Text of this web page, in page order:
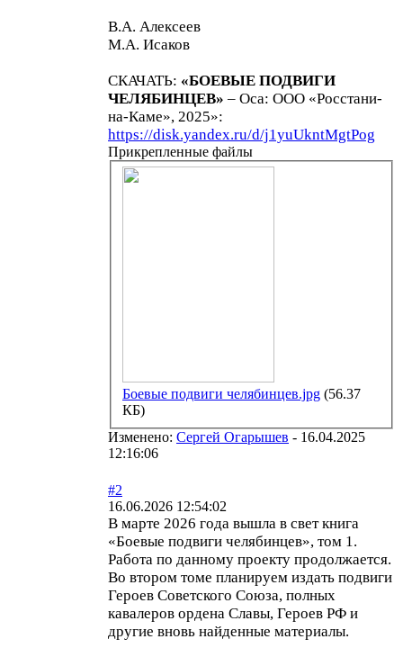
В.А. Алексеев
М.А. Исаков
СКАЧАТЬ: «БОЕВЫЕ ПОДВИГИ
ЧЕЛЯБИНЦЕВ» – Оса: ООО «Росстани-
на-Каме», 2025»:
https://disk.yandex.ru/d/j1yuUkntMgtPog
Прикрепленные файлы
Боевые подвиги челябинцев.jpg (56.37
КБ)
Изменено: Сергей Огарышев - 16.04.2025
12:16:06
#2
16.06.2026 12:54:02
В марте 2026 года вышла в свет книга
«Боевые подвиги челябинцев», том 1.
Работа по данному проекту продолжается.
Во втором томе планируем издать подвиги
Героев Советского Союза, полных
кавалеров ордена Славы, Героев РФ и
другие вновь найденные материалы.